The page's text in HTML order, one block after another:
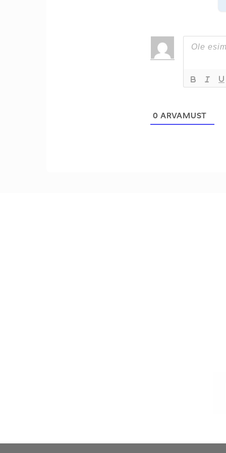
0 ARVAMUST